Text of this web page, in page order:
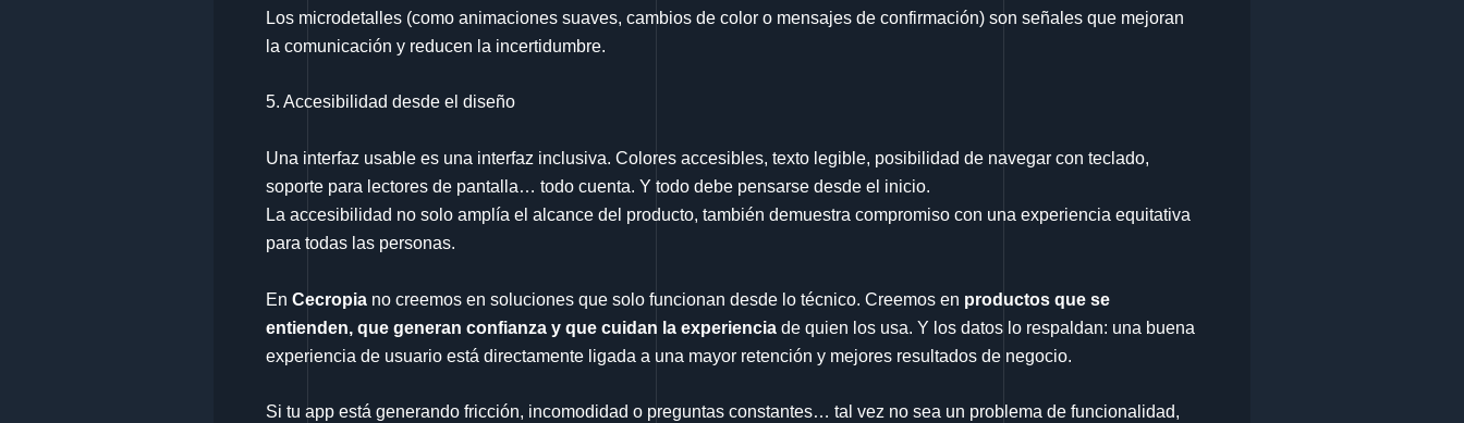
Los microdetalles (como animaciones suaves, cambios de color o mensajes de confirmación) son señales que mejoran
la comunicación y reducen la incertidumbre.
5. Accesibilidad desde el diseño
Una interfaz usable es una interfaz inclusiva. Colores accesibles, texto legible, posibilidad de navegar con teclado,
soporte para lectores de pantalla… todo cuenta. Y todo debe pensarse desde el inicio.
La accesibilidad no solo amplía el alcance del producto, también demuestra compromiso con una experiencia equitativa
para todas las personas.
En Cecropia no creemos en soluciones que solo funcionan desde lo técnico. Creemos en productos que se
entienden, que generan confianza y que cuidan la experiencia de quien los usa. Y los datos lo respaldan: una buena
experiencia de usuario está directamente ligada a una mayor retención y mejores resultados de negocio.
Si tu app está generando fricción, incomodidad o preguntas constantes… tal vez no sea un problema de funcionalidad,